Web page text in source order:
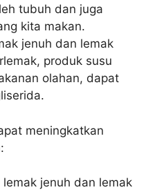
tubuh dan juga
kita makan.
jenuh dan lemak
produk susu
olahan, dapat
meningkatkan
jenuh dan lemak